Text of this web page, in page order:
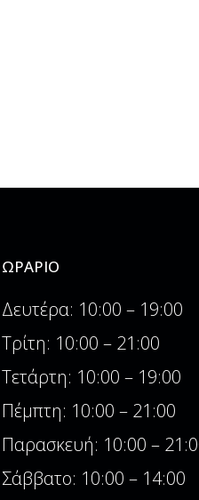
ΩΡΆΡΙΟ
Δευτέρα: 10:00 – 19:00
Τρίτη: 10:00 – 21:00
Τετάρτη: 10:00 – 19:00
Πέμπτη: 10:00 – 21:00
Παρασκευή: 10:00 –
Σάββατο: 10:00 – 14:00